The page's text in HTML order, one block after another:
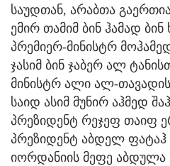
საუდთან, არაბთა
ემირ თამიმ ბინ ჰამად
პრემიერ-მინისტრ
ჯასიმ ბინ ჯაბერ ალ
მინისტრ ალი ალ-
საიდ ასიმ მუნირ აჰმედ
პრეზიდენტ რეჯეფ თაიფ
პრეზიდენტ აბდელ ფატაჰ
იორდანიის მეფე აბდულა